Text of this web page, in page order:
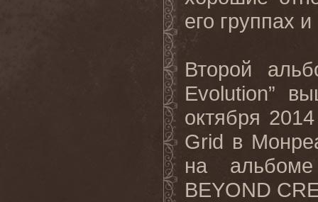
его группах и
Второй
Evolution”
октября
Grid в
на
BEYOND